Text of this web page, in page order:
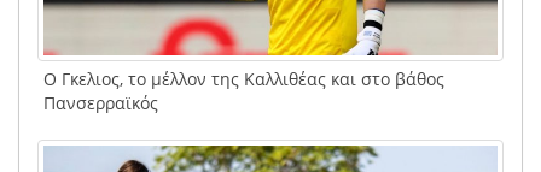
Ο Γκελιος, το μέλλον της Καλλιθέας και στο βάθος
Πανσερραϊκός